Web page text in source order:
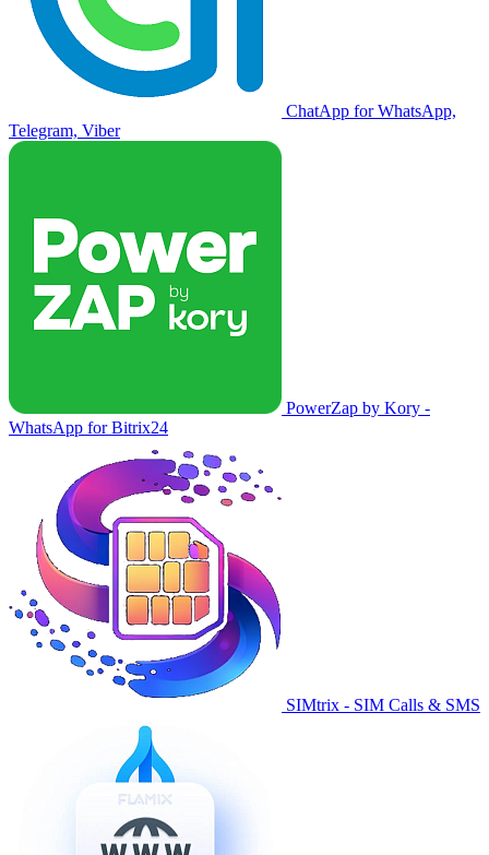
ChatApp for WhatsApp,
Telegram, Viber
PowerZap by Kory -
WhatsApp for Bitrix24
SIMtrix - SIM Calls & SMS